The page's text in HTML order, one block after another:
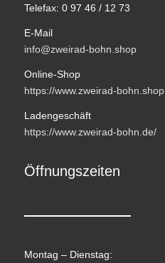
Telefax: 0 97 46 / 12 73
E-Mail
info@zweirad-bohn.shop
Online-Shop
https://www.zweirad-bohn.shop
Ladengeschäft
https://www.zweirad-bohn.de/
Öffnungszeiten
Montag – Dienstag: